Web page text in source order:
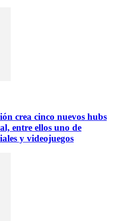
crea cinco nuevos hubs
entre ellos uno de
y videojuegos